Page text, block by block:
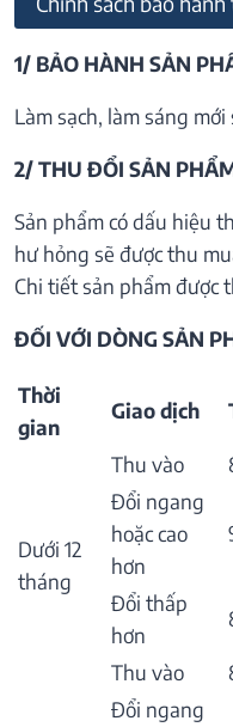
1/ BẢO HÀNH SẢN
Làm sạch, làm sáng
2/ THU ĐỔI SẢN
Sản phẩm có dấu hiệu
hư hỏng sẽ được thu
Chi tiết sản phẩm được
ĐỐI VỚI DÒNG SẢN
Thời
gian
Giao dịch
Dưới 12
tháng
Thu vào
Đổi ngang
hoặc cao
hơn
Đổi thấp
hơn
Thu vào
Đổi ngang